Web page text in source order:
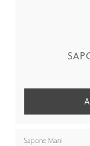
Sapone Mani